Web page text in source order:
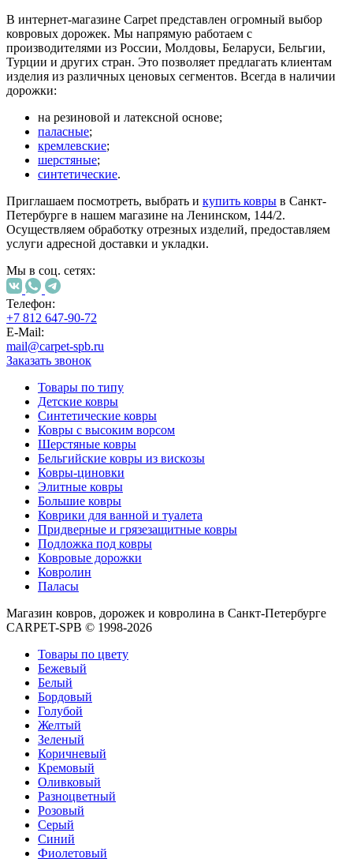
В интернет-магазине Carpet представлен огромный выбор
ковровых дорожек. Мы напрямую работаем с
производителями из России, Молдовы, Беларуси, Бельгии,
Турции и других стран. Это позволяет предлагать клиентам
изделия из различных ценовых сегментов. Всегда в наличии
дорожки:
на резиновой и латексной основе;
паласные;
кремлевские;
шерстяные;
синтетические.
Приглашаем посмотреть, выбрать и купить ковры в Санкт-
Петербурге в нашем магазине на Ленинском, 144/2.
Осуществляем обработку отрезных изделий, предоставляем
услуги адресной доставки и укладки.
Мы в соц. сетях:
Телефон:
+7 812 647-90-72
E-Mail:
mail@carpet-spb.ru
Заказать звонок
Товары по типу
Детские ковры
Синтетические ковры
Ковры с высоким ворсом
Шерстяные ковры
Бельгийские ковры из вискозы
Ковры-циновки
Элитные ковры
Большие ковры
Коврики для ванной и туалета
Придверные и грязезащитные ковры
Подложка под ковры
Ковровые дорожки
Ковролин
Паласы
Магазин ковров, дорожек и ковролина в Санкт-Петербурге
CARPET-SPB © 1998-2026
Товары по цвету
Бежевый
Белый
Бордовый
Голубой
Желтый
Зеленый
Коричневый
Кремовый
Оливковый
Разноцветный
Розовый
Серый
Синий
Фиолетовый